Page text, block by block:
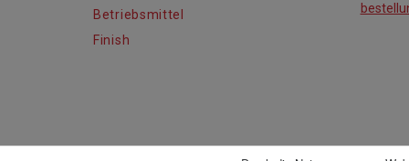
Betriebsmittel
Finish